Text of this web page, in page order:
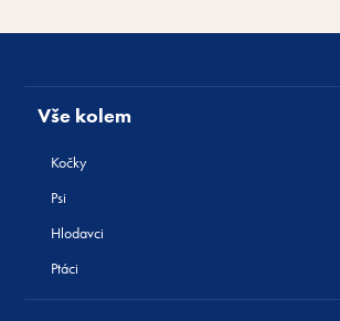
Vše kolem
Kočky
Psi
Hlodavci
Ptáci